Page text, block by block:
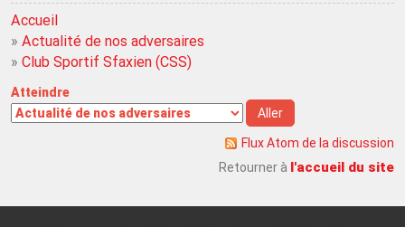
Accueil
» Actualité de nos adversaires
» Club Sportif Sfaxien (CSS)
Atteindre
Flux Atom de la discussion
Retourner à l'accueil du site